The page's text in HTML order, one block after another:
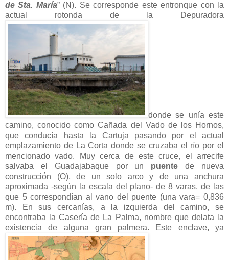
de Sta. María” (N). Se corresponde este entronque con la
actual rotonda de la Depuradora
donde se unía este
camino, conocido como Cañada del Vado de los Hornos,
que conducía hasta la Cartuja pasando por el actual
emplazamiento de La Corta donde se cruzaba el río por el
mencionado vado. Muy cerca de este cruce, el arrecife
salvaba el Guadajabaque por un puente de nueva
construcción (O), de un solo arco y de una anchura
aproximada -según la escala del plano- de 8 varas, de las
que 5 correspondían al vano del puente (una vara= 0,836
m). En sus cercanías, a la izquierda del camino, se
encontraba la Casería de La Palma, nombre que delata la
existencia de alguna gran palmera. Este enclave, ya